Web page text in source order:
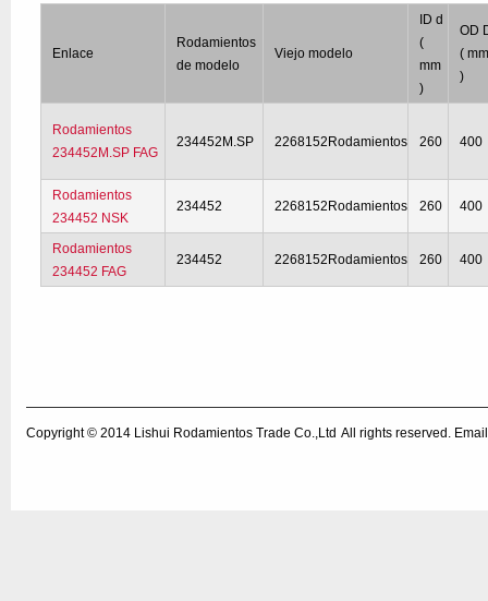
Enlace
Rodamientos
de modelo
Viejo modelo
ID d
(
mm
)
OD
(
)
Rodamientos
234452M.SP FAG
234452M.SP 2268152Rodamientos 260 400
Rodamientos
234452 NSK
234452 2268152Rodamientos 260 400
Rodamientos
234452 FAG
234452 2268152Rodamientos 260 400
Copyright © 2014 Lishui Rodamientos Trade Co.,Ltd All rights reserved.